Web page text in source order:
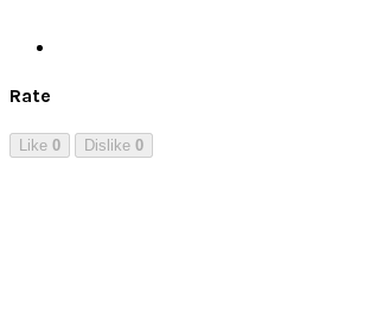
Rate
Like 0 Dislike 0